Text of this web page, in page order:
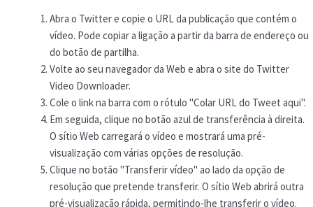
Abra o Twitter e copie o URL da publicação que contém o
vídeo. Pode copiar a ligação a partir da barra de endereço ou
do botão de partilha.
Volte ao seu navegador da Web e abra o site do Twitter
Video Downloader.
Cole o link na barra com o rótulo "Colar URL do Tweet aqui".
Em seguida, clique no botão azul de transferência à direita.
O sítio Web carregará o vídeo e mostrará uma pré-
visualização com várias opções de resolução.
Clique no botão "Transferir vídeo" ao lado da opção de
resolução que pretende transferir. O sítio Web abrirá outra
pré-visualização rápida, permitindo-lhe transferir o vídeo.